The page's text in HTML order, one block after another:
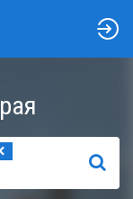
НАЙТИ